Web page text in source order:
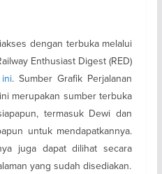
dengan terbuka melalui
Enthusiast Digest (RED)
. Sumber Grafik Perjalanan
merupakan sumber terbuka
termasuk Dewi dan
untuk mendapatkannya.
juga dapat dilihat secara
yang sudah disediakan.